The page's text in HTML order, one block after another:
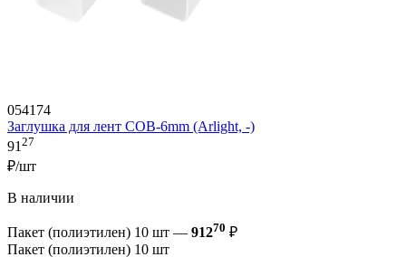
054174
Заглушка для лент COB-6mm (Arlight, -)
9127
₽/шт
В наличии
Пакет (полиэтилен) 10 шт — 91270 ₽
Пакет (полиэтилен) 10 шт